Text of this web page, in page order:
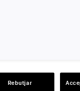
Rebutjar